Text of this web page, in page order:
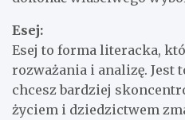
Esej:
Esej to forma literacka,
rozważania i analizę. Jest
chcesz bardziej
życiem i dziedzictwem